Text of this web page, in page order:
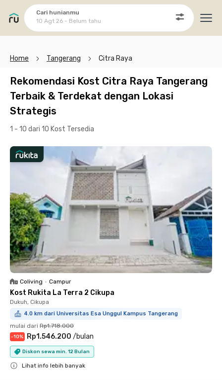
Cari hunianmu
10 Agt 26 - Belum tahu
Home Tangerang Citra Raya
Rekomendasi Kost Citra Raya Tangerang
Terbaik & Terdekat dengan Lokasi
Strategis
1 - 10 dari 10 Kost Tersedia
Coliving • Campur
Kost Rukita La Terra 2 Cikupa
Dukuh, Cikupa
4.0 km dari Universitas Esa Unggul Kampus Tangerang
mulai dari Rp1.718.000
-10% Rp1.546.200 /bulan
Diskon sewa min. 12 Bulan
Lihat info lebih banyak